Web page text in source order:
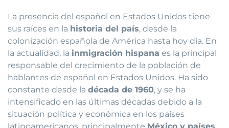
La presencia del español en Estados Unidos tiene
sus raíces en la historia del país, desde la
colonización española de América hasta hoy día. En
la actualidad, la inmigración hispana es la principal
responsable del crecimiento de la población de
hablantes de español en Estados Unidos. Ha sido
constante desde la década de 1960, y se ha
intensificado en las últimas décadas debido a la
situación política y económica en los países